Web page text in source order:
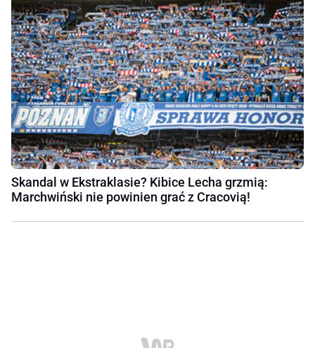
Skandal w Ekstraklasie? Kibice Lecha grzmią:
Marchwiński nie powinien grać z Cracovią!